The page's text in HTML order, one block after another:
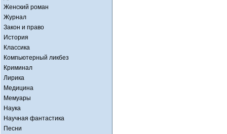
Женский роман
Журнал
Закон и право
История
Классика
Компьютерный ликбез
Криминал
Лирика
Медицина
Мемуары
Наука
Научная фантастика
Песни